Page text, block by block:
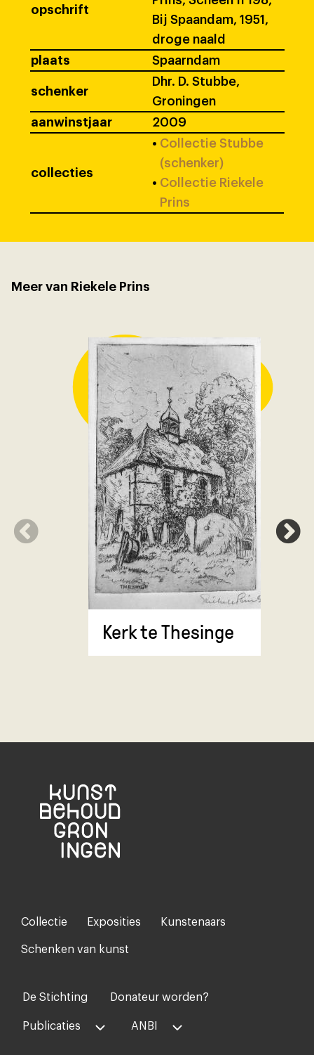
opschrift
Bij Spaandam, 1951,
droge naald
plaats
Spaarndam
schenker
Dhr. D. Stubbe,
Groningen
aanwinstjaar
2009
collecties
• Collectie Stubbe
(schenker)
• Collectie Riekele
Prins
Meer van Riekele Prins
Kerk te Thesinge
Kerk te
Footer-
menu
Collectie Exposities Kunstenaars
Schenken van kunst
Voet
midden
De Stichting Donateur worden?
Publicaties ANBI